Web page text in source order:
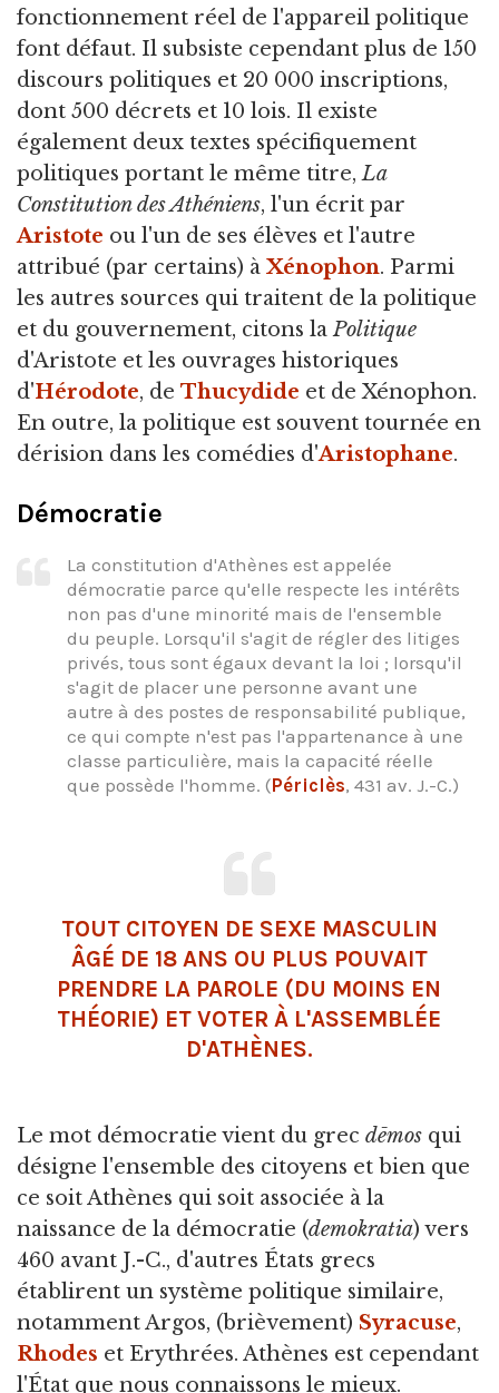
fonctionnement réel de l'appareil politique
font défaut. Il subsiste cependant plus de 150
discours politiques et 20 000 inscriptions,
dont 500 décrets et 10 lois. Il existe
également deux textes spécifiquement
politiques portant le même titre,La
Constitution des Athéniens, l'un écrit par
Aristote ou l'un de ses élèves et l'autre
attribué (par certains) à Xénophon. Parmi
les autres sources qui traitent de la politique
et du gouvernement, citons laPolitique
d'Aristote et les ouvrages historiques
d'Hérodote, de Thucydide et de Xénophon.
En outre, la politique est souvent tournée en
dérision dans les comédies d'Aristophane.
Démocratie
La constitution d'Athènes est appelée
démocratie parce qu'elle respecte les intérêts
non pas d'une minorité mais de l'ensemble
du peuple. Lorsqu'il s'agit de régler des litiges
privés, tous sont égaux devant la loi ; lorsqu'il
s'agit de placer une personne avant une
autre à des postes de responsabilité publique,
ce qui compte n'est pas l'appartenance à une
classe particulière, mais la capacité réelle
que possède l'homme. (Périclès, 431 av. J.-C.)
TOUT CITOYEN DE SEXE MASCULIN
ÂGÉ DE 18 ANS OU PLUS POUVAIT
PRENDRE LA PAROLE (DU MOINS EN
THÉORIE) ET VOTER À L'ASSEMBLÉE
D'ATHÈNES.
Le mot démocratie vient du grec dēmos qui
désigne l'ensemble des citoyens et bien que
ce soit Athènes qui soit associée à la
naissance de la démocratie (demokratia) vers
460 avant J.-C., d'autres États grecs
établirent un système politique similaire,
notamment Argos, (brièvement) Syracuse,
Rhodes et Erythrées. Athènes est cependant
l'État que nous connaissons le mieux.